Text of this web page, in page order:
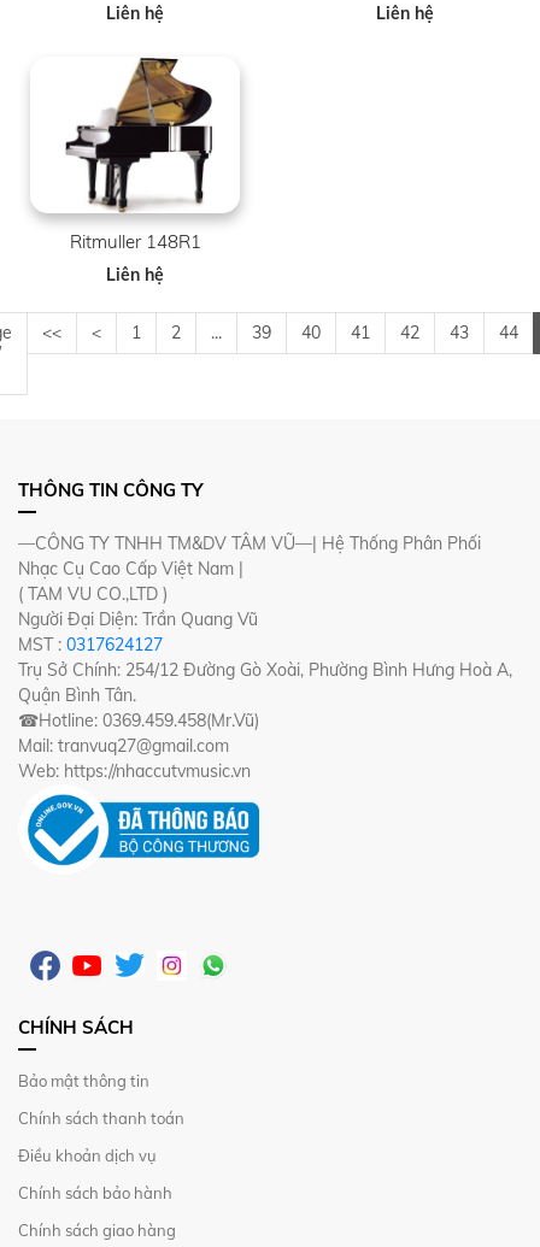
Liên hệ Liên hệ
Ritmuller 148R1
Liên hệ
<< < 1 2 ... 39 40 41 42 43 44
THÔNG TIN CÔNG TY
—CÔNG TY TNHH TM&DV TÂM VŨ—| Hệ Thống Phân Phối
Nhạc Cụ Cao Cấp Việt Nam |
( TAM VU CO.,LTD )
Người Đại Diện: Trần Quang Vũ
MST : 0317624127
Trụ Sở Chính: 254/12 Đường Gò Xoài, Phường Bình Hưng Hoà A,
Quận Bình Tân.
☎Hotline: 0369.459.458(Mr.Vũ)
Mail: tranvuq27@gmail.com
Web: https://nhaccutvmusic.vn
CHÍNH SÁCH
Bảo mật thông tin
Chính sách thanh toán
Điều khoản dịch vụ
Chính sách bảo hành
Chính sách giao hàng